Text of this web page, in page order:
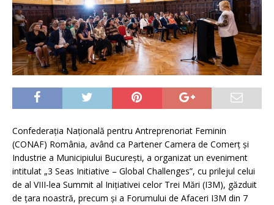
Confederația Națională pentru Antreprenoriat Feminin
(CONAF) România, având ca Partener Camera de Comerț și
Industrie a Municipiului București, a organizat un eveniment
intitulat „3 Seas Initiative – Global Challenges”, cu prilejul celui
de al VIII-lea Summit al Inițiativei celor Trei Mări (I3M), găzduit
de țara noastră, precum și a Forumului de Afaceri I3M din 7